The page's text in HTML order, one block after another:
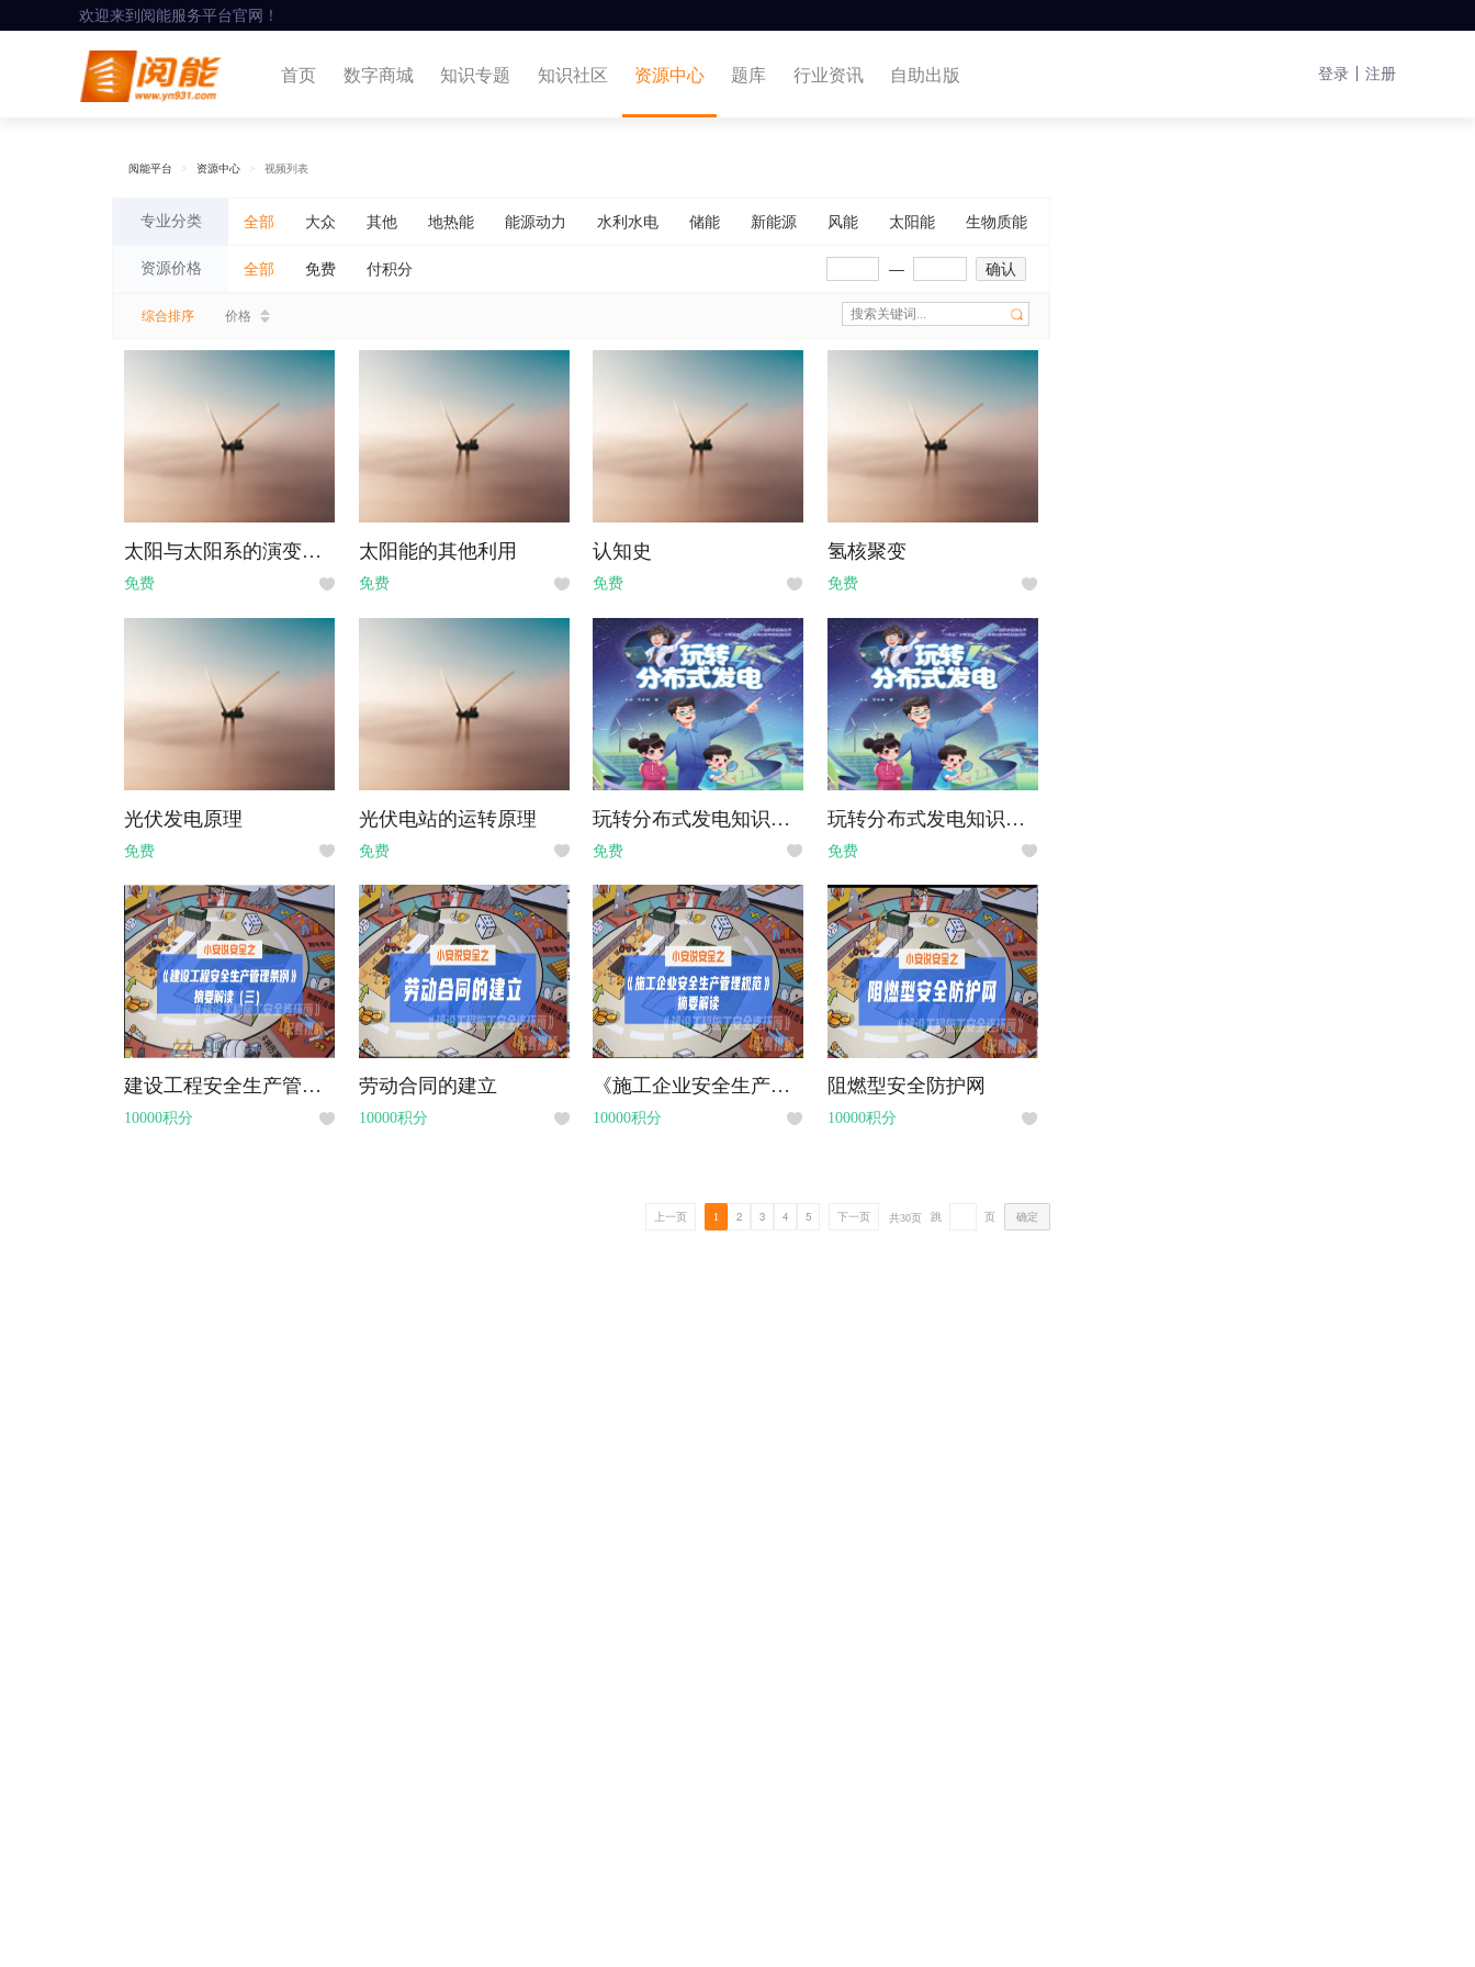
欢迎来到阅能服务平台官网！
首页 数字商城 知识专题 知识社区 资源中心 题库 行业资讯 自助出版 登录 注册
阅能平台 资源中心 视频列表
专业分类 全部 大众 其他 地热能 能源动力 水利水电 储能 新能源 风能 太阳能 生物质能
资源价格 全部 免费 付积分 — 确认
综合排序 价格
太阳与太阳系的演变与组成
免费
太阳能的其他利用
免费
认知史
免费
氢核聚变
免费
光伏发电原理
免费
光伏电站的运转原理
免费
玩转分布式发电知识点：分布式发电能给我们带来哪些改变呢？
免费
玩转分布式发电知识点：我们身边的“迷你小电源”
免费
建设工程安全生产管理条例摘要解读（三）
10000积分
劳动合同的建立
10000积分
《施工企业安全生产管理规范》摘要解读
10000积分
阻燃型安全防护网
10000积分
上一页 1 2 3 4 5 下一页 共30页 跳 页 确定